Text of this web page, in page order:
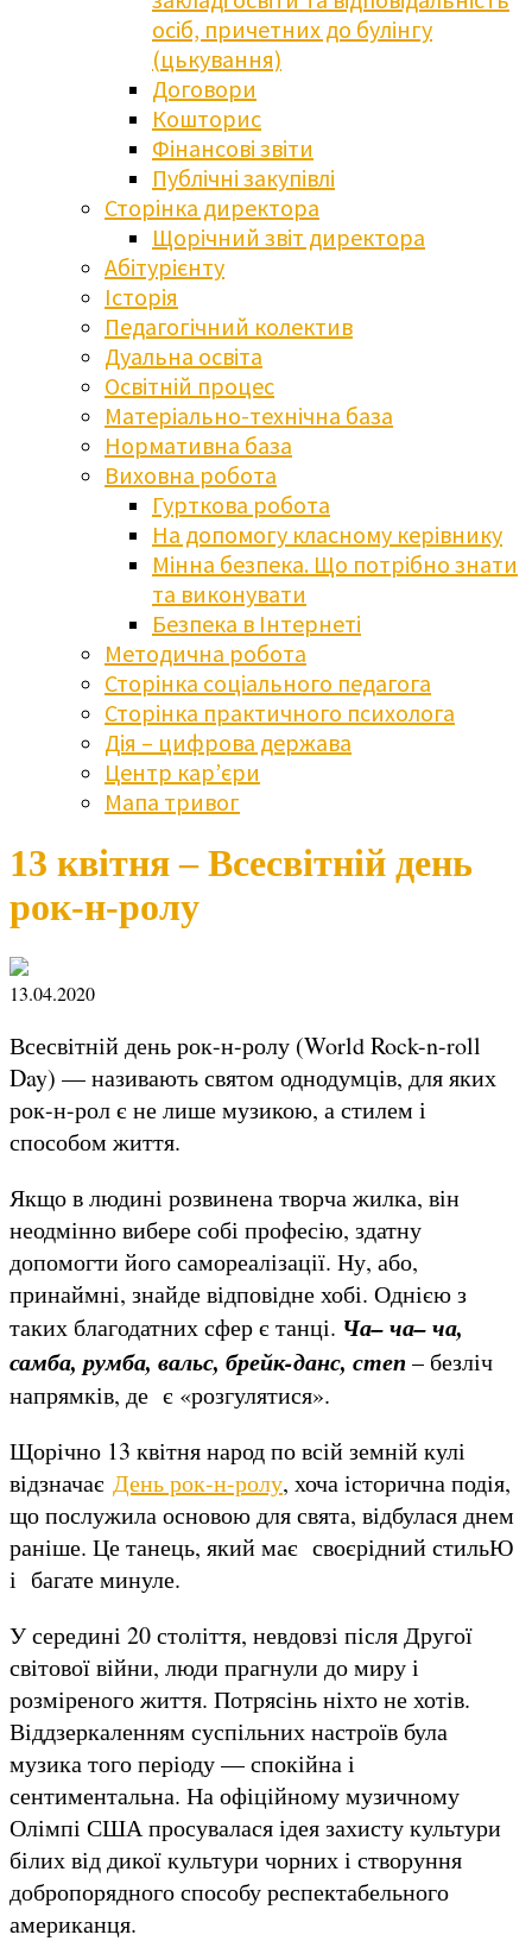
осіб, причетних до булінгу
(цькування)
Договори
Кошторис
Фінансові звіти
Публічні закупівлі
Сторінка директора
Щорічний звіт директора
Абітурієнту
Історія
Педагогічний колектив
Дуальна освіта
Освітній процес
Матеріально-технічна база
Нормативна база
Виховна робота
Гурткова робота
На допомогу класному керівнику
Мінна безпека. Що потрібно знати
та виконувати
Безпека в Інтернеті
Методична робота
Сторінка соціального педагога
Сторінка практичного психолога
Дія – цифрова держава
Центр кар’єри
Мапа тривог
13 квітня – Всесвітній день
рок-н-ролу
13.04.2020
Всесвітній день рок-н-ролу (World Rock-n-roll
Day) — називають святом однодумців, для яких
рок-н-рол є не лише музикою, а стилем і
способом життя.
Якщо в людині розвинена творча жилка, він
неодмінно вибере собі професію, здатну
допомогти його самореалізації. Ну, або,
принаймні, знайде відповідне хобі. Однією з
таких благодатних сфер є танці. Ча–ча–ча,
самба, румба, вальс, брейк-данс, степ – безліч
напрямків, де є «розгулятися».
Щорічно 13 квітня народ по всій земній кулі
відзначає День рок-н-ролу, хоча історична подія,
що послужила основою для свята, відбулася днем
раніше. Це танець, який має своєрідний стильЮ
і багате минуле.
У середині 20 століття, невдовзі після Другої
світової війни, люди прагнули до миру і
розміреного життя. Потрясінь ніхто не хотів.
Віддзеркаленням суспільних настроїв була
музика того періоду — спокійна і
сентиментальна. На офіційному музичному
Олімпі США просувалася ідея захисту культури
білих від дикої культури чорних і створуння
добропорядного способу респектабельного
американця.